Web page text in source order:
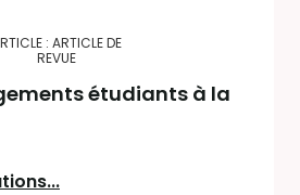
: ARTICLE DE
REVUE
étudiants à la